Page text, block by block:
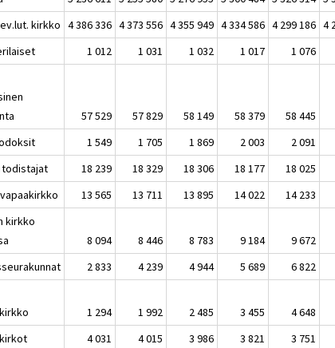
kirkko 4 386 336 4 373 556 4 355 949 4 334 586 4 299 186 4
1 012 1 031 1 032 1 017
1 076
57 529 57 829 58 149 58 379
58 445
1 549 1 705 1 869 2 003
2 091
todistajat
18 239 18 329 18 306 18 177
18 025
13 565 13 711 13 895 14 022
14 233
kirkko
8 094 8 446 8 783 9 184
9 672
2 833 4 239 4 944 5 689
6 822
1 294 1 992 2 485 3 455
4 648
4 031 4 015 3 986 3 821
3 751